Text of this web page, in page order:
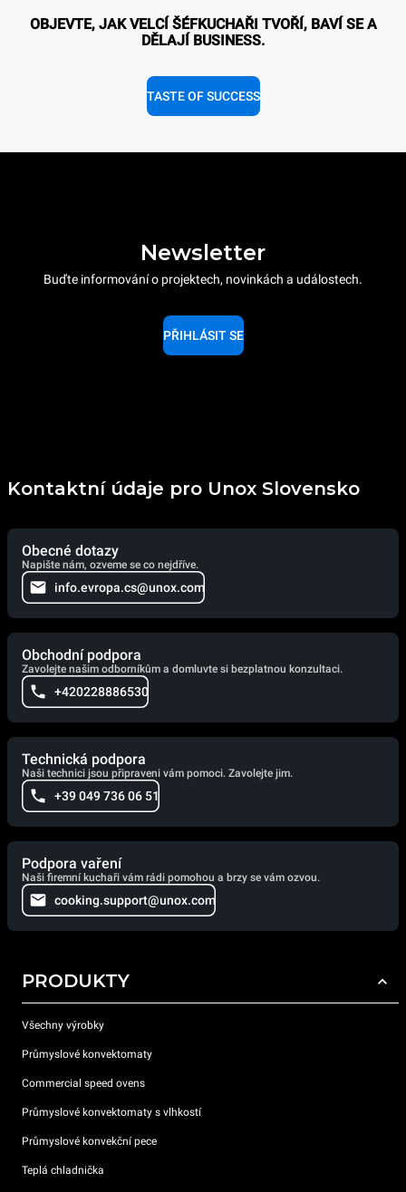
OBJEVTE, JAK VELCÍ ŠÉFKUCHAŘI TVOŘÍ, BAVÍ SE A
DĚLAJÍ BUSINESS.
TASTE OF SUCCESS
Newsletter
Buďte informování o projektech, novinkách a událostech.
PŘIHLÁSIT SE
Kontaktní údaje pro Unox Slovensko
Obecné dotazy
Napište nám, ozveme se co nejdříve.
info.evropa.cs@unox.com
Obchodní podpora
Zavolejte našim odborníkům a domluvte si bezplatnou konzultaci.
+420228886530
Technická podpora
Naši technici jsou připraveni vám pomoci. Zavolejte jim.
+39 049 736 06 51
Podpora vaření
Naši firemní kuchaři vám rádi pomohou a brzy se vám ozvou.
cooking.support@unox.com
PRODUKTY
Všechny výrobky
Průmyslové konvektomaty
Commercial speed ovens
Průmyslové konvektomaty s vlhkostí
Průmyslové konvekční pece
Teplá chladnička